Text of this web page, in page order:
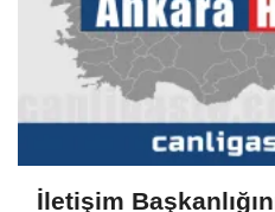
İletişim